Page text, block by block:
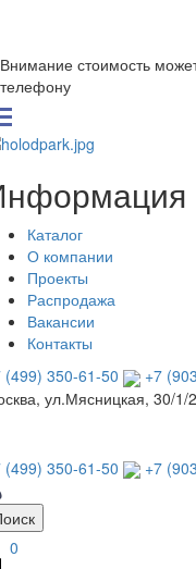
Внимание стоимость
телефону
Каталог
О компании
Проекты
Распродажа
Вакансии
Контакты
(499) 350-61-50
+7
ул.Мясницкая, 30/1/
(499) 350-61-50 +7
0